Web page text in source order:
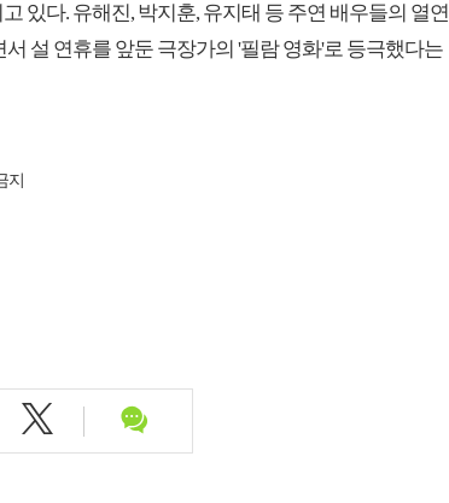
있다. 유해진, 박지훈, 유지태 등 주연 배우들의 열연
설 연휴를 앞둔 극장가의 '필람 영화'로 등극했다는
지